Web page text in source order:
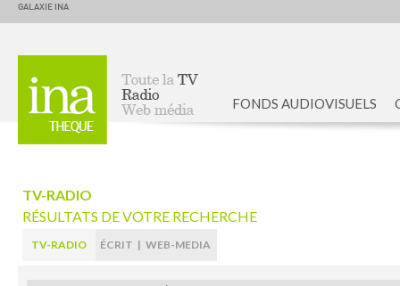
GALAXIE INA
FONDS AUDIOVISUELS
TV-RADIO
RÉSULTATS DE VOTRE RECHERCHE
TV-RADIO ÉCRIT | WEB-MEDIA